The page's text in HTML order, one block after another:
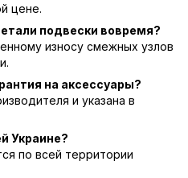
цене.
подвески вовремя?
износу смежных узлов
на аксессуары?
и указана в
Украине?
по всей территории